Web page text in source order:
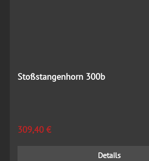
Stoßstangenhorn 300b
Regulärer Preis:
309,40 €
Details